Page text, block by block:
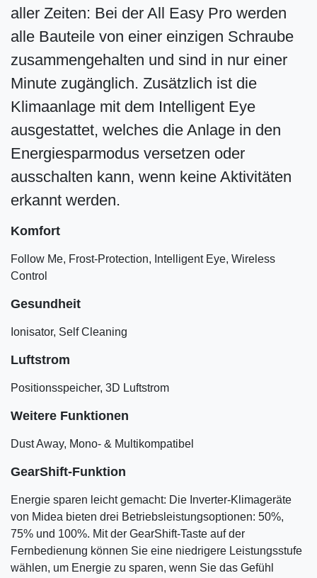
aller Zeiten: Bei der All Easy Pro werden
alle Bauteile von einer einzigen Schraube
zusammengehalten und sind in nur einer
Minute zugänglich. Zusätzlich ist die
Klimaanlage mit dem Intelligent Eye
ausgestattet, welches die Anlage in den
Energiesparmodus versetzen oder
ausschalten kann, wenn keine Aktivitäten
erkannt werden.
Komfort
Follow Me, Frost-Protection, Intelligent Eye, Wireless
Control
Gesundheit
Ionisator, Self Cleaning
Luftstrom
Positionsspeicher, 3D Luftstrom
Weitere Funktionen
Dust Away, Mono- & Multikompatibel
GearShift-Funktion
Energie sparen leicht gemacht: Die Inverter-Klimageräte
von Midea bieten drei Betriebsleistungsoptionen: 50%,
75% und 100%. Mit der GearShift-Taste auf der
Fernbedienung können Sie eine niedrigere Leistungsstufe
wählen, um Energie zu sparen, wenn Sie das Gefühl